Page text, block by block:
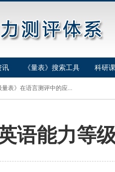
讯 《量表》搜索工具 科研
量表》在语言测评中的应...
英语能力等